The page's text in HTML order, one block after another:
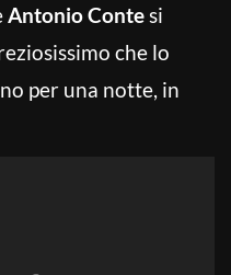
Antonio Contesi
che lo
per una notte, in